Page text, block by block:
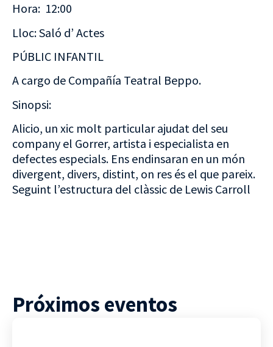
Hora: 12:00
Lloc: Saló d’ Actes
PÚBLIC INFANTIL
A cargo de Compañía Teatral Beppo.
Sinopsi:
Alicio, un xic molt particular ajudat del seu
company el Gorrer, artista i especialista en
defectes especials. Ens endinsaran en un món
divergent, divers, distint, on res és el que pareix.
Seguint l’estructura del clàssic de Lewis Carroll
Próximos eventos